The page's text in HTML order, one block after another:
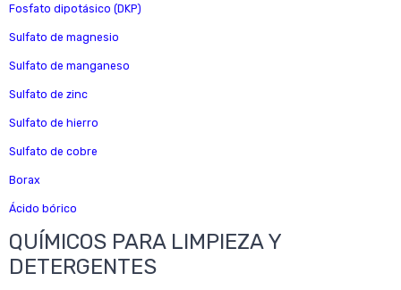
Fosfato dipotásico (DKP)
Sulfato de magnesio
Sulfato de manganeso
Sulfato de zinc
Sulfato de hierro
Sulfato de cobre
Borax
Ácido bórico
QUÍMICOS PARA LIMPIEZA Y
DETERGENTES